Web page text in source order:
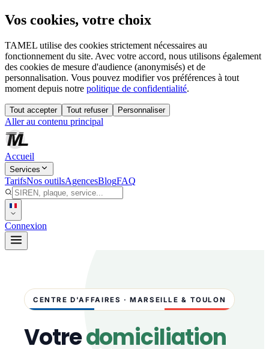
Vos cookies, votre choix
TAMEL utilise des cookies strictement nécessaires au
fonctionnement du site. Avec votre accord, nous utilisons également
des cookies de mesure d'audience (anonymisés) et de
personnalisation. Vous pouvez modifier vos préférences à tout
moment depuis notre politique de confidentialité.
Tout accepter Tout refuser Personnaliser
Aller au contenu principal
Accueil
Services
TarifsNos outilsAgencesBlogFAQ
Connexion
CENTRE D'AFFAIRES · MARSEILLE & TOULON
Votredomiciliation